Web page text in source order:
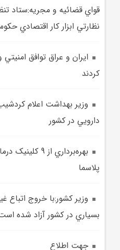
قواي قضائيه و مجريه:ستاد
نظارتي ابزار کار اقتصادي
ايران و عراق توافق
کردند
وزير بهداشت اعلام
دارويي در کشور
بهره‌برداري از
پلاسما
وزير کشور:با خروج
بسياري در کشور آزاد شده
جهت اطلاع